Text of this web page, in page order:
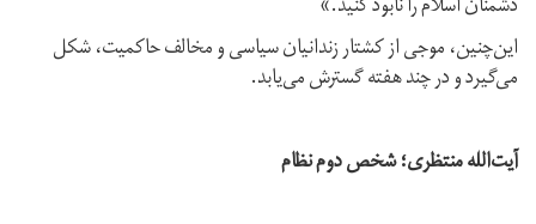
این‌چنین، موجی از کشتار زندانیان سیاسی و مخالف حاکمیت، شکل
می‌گیرد و در چند هفته گسترش می‌یابد.
آیت‌الله منتظری؛ شخص دوم نظام